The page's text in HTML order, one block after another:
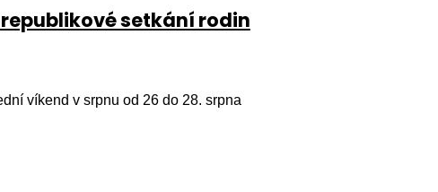
setkání rodin
víkend v srpnu od 26 do 28. srpna